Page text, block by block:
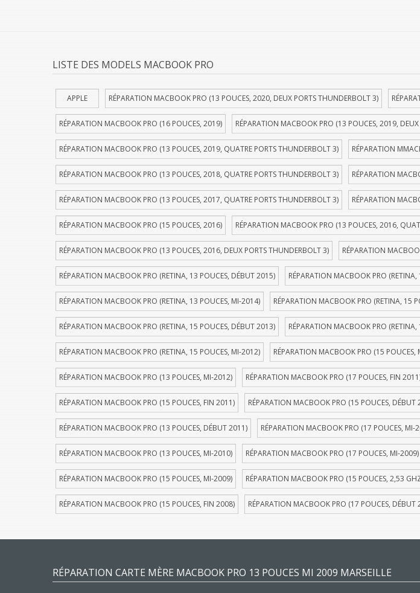
LISTE DES MODELS MACBOOK PRO
APPLE RÉPARATION MACBOOK PRO (13 POUCES, 2020, DEUX PORTS THUNDERBOLT 3)
RÉPARATION MACBOOK PRO (16 POUCES, 2019) RÉPARATION MACBOOK PRO (13 POUCES, 2019,
RÉPARATION MACBOOK PRO (13 POUCES, 2019, QUATRE PORTS THUNDERBOLT 3) RÉPARATION
RÉPARATION MACBOOK PRO (13 POUCES, 2018, QUATRE PORTS THUNDERBOLT 3) RÉPARATION
RÉPARATION MACBOOK PRO (13 POUCES, 2017, QUATRE PORTS THUNDERBOLT 3) RÉPARATION
RÉPARATION MACBOOK PRO (15 POUCES, 2016) RÉPARATION MACBOOK PRO (13 POUCES, 2016,
RÉPARATION MACBOOK PRO (13 POUCES, 2016, DEUX PORTS THUNDERBOLT 3) RÉPARATION
RÉPARATION MACBOOK PRO (RETINA, 13 POUCES, DÉBUT 2015) RÉPARATION MACBOOK PRO
RÉPARATION MACBOOK PRO (RETINA, 13 POUCES, MI-2014) RÉPARATION MACBOOK PRO (RETINA, 15
RÉPARATION MACBOOK PRO (RETINA, 15 POUCES, DÉBUT 2013) RÉPARATION MACBOOK PRO
RÉPARATION MACBOOK PRO (RETINA, 15 POUCES, MI-2012) RÉPARATION MACBOOK PRO (15 POUCES,
RÉPARATION MACBOOK PRO (13 POUCES, MI-2012) RÉPARATION MACBOOK PRO (17 POUCES, FIN
RÉPARATION MACBOOK PRO (15 POUCES, FIN 2011) RÉPARATION MACBOOK PRO (15 POUCES, DÉBUT
RÉPARATION MACBOOK PRO (13 POUCES, DÉBUT 2011) RÉPARATION MACBOOK PRO (17 POUCES, MI-
RÉPARATION MACBOOK PRO (13 POUCES, MI-2010) RÉPARATION MACBOOK PRO (17 POUCES, MI-2009)
RÉPARATION MACBOOK PRO (15 POUCES, MI-2009) RÉPARATION MACBOOK PRO (15 POUCES, 2,53
RÉPARATION MACBOOK PRO (15 POUCES, FIN 2008) RÉPARATION MACBOOK PRO (17 POUCES, DÉBUT
RÉPARATION CARTE MÈRE MACBOOK PRO 13 POUCES MI 2009 MARSEILLE